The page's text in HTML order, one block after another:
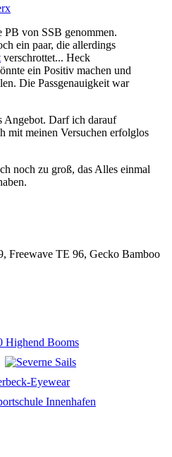
PB von SSB genommen.
ein paar, die allerdings
verschrottet... Heck
ein Positiv machen und
Die Passgenauigkeit war
Angebot. Darf ich darauf
mit meinen Versuchen erfolglos
noch zu groß, das Alles einmal
Freewave TE 96, Gecko Bamboo